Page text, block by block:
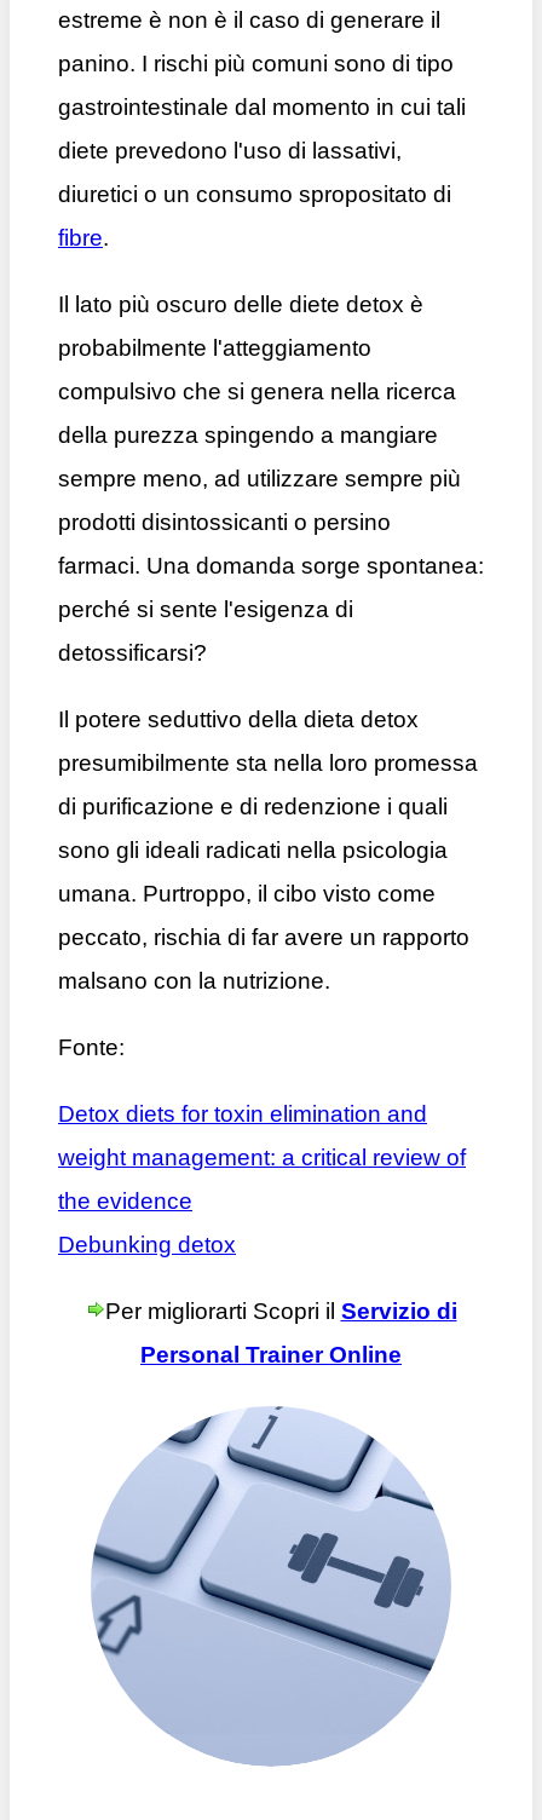
estreme è non è il caso di generare il
panino. I rischi più comuni sono di tipo
gastrointestinale dal momento in cui tali
diete prevedono l'uso di lassativi,
diuretici o un consumo spropositato di
fibre.
Il lato più oscuro delle diete detox è
probabilmente l'atteggiamento
compulsivo che si genera nella ricerca
della purezza spingendo a mangiare
sempre meno, ad utilizzare sempre più
prodotti disintossicanti o persino
farmaci. Una domanda sorge spontanea:
perché si sente l'esigenza di
detossificarsi?
Il potere seduttivo della dieta detox
presumibilmente sta nella loro promessa
di purificazione e di redenzione i quali
sono gli ideali radicati nella psicologia
umana. Purtroppo, il cibo visto come
peccato, rischia di far avere un rapporto
malsano con la nutrizione.
Fonte:
Detox diets for toxin elimination and
weight management: a critical review of
the evidence
Debunking detox
Per migliorarti Scopri il Servizio di
Personal Trainer Online